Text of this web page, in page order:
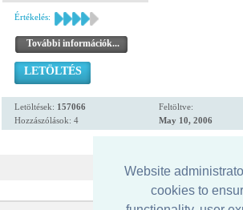
Website
cookies to
Értékelés:
További információk...
LETÖLTÉS
Letöltések: 157066
Hozzászólások: 4
Feltöltve:
May 10, 2006